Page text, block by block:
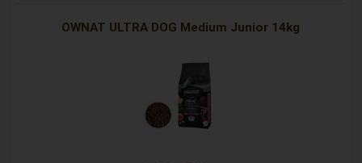
OWNAT ULTRA DOG Medium Junior 14kg